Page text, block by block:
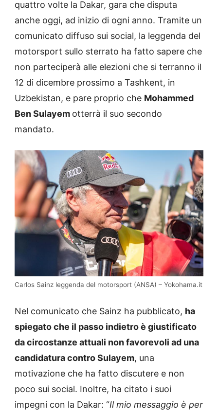
quattro volte la Dakar, gara che disputa
anche oggi, ad inizio di ogni anno. Tramite un
comunicato diffuso sui social, la leggenda del
motorsport sullo sterrato ha fatto sapere che
non parteciperà alle elezioni che si terranno il
12 di dicembre prossimo a Tashkent, in
Uzbekistan, e pare proprio che Mohammed
Ben Sulayem otterrà il suo secondo
mandato.
Carlos Sainz leggenda del motorsport (ANSA) – Yokohama.it
Nel comunicato che Sainz ha pubblicato, ha
spiegato che il passo indietro è giustificato
da circostanze attuali non favorevoli ad una
candidatura contro Sulayem, una
motivazione che ha fatto discutere e non
poco sui social. Inoltre, ha citato i suoi
impegni con la Dakar: “Il mio messaggio è per